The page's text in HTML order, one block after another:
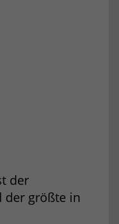
der
der größte in